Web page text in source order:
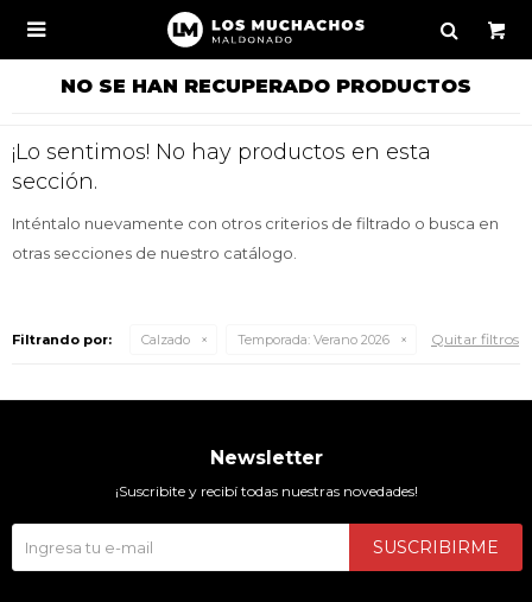

NO SE HAN RECUPERADO PRODUCTOS
¡Lo sentimos! No hay productos en esta
sección.
Inténtalo nuevamente con otros criterios de filtrado o busca en
otras secciones de nuestro catálogo.
Filtrando por: Calzado Temporada: Verano 2026 Quitar filtros
Newsletter
¡Suscribite y recibí todas nuestras novedades!
SUSCRIBIRME